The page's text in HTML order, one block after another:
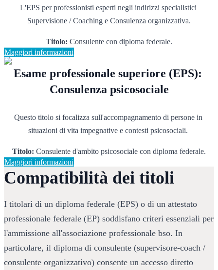
L'EPS per professionisti esperti negli indirizzi specialistici
Supervisione / Coaching e Consulenza organizzativa.
Titolo: Consulente con diploma federale.
Maggiori informazioni
Esame professionale superiore (EPS):
Consulenza psicosociale
Questo titolo si focalizza sull'accompagnamento di persone in
situazioni di vita impegnative e contesti psicosociali.
Titolo: Consulente d'ambito psicosociale con diploma federale.
Maggiori informazioni
Compatibilità dei titoli
I titolari di un diploma federale (EPS) o di un attestato
professionale federale (EP) soddisfano criteri essenziali per
l'ammissione all'associazione professionale bso. In
particolare, il diploma di consulente (supervisore-coach /
consulente organizzativo) consente un accesso diretto